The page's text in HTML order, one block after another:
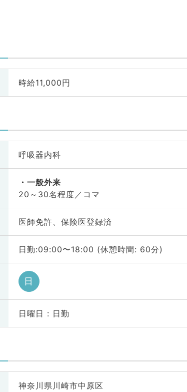
時給11,000円
呼吸器内科
一般外来
20～30名程度／コマ
医師免許、保険医登録済
日勤:09:00〜18:00 (休憩時間: 60分)
日
日曜日 : 日勤
神奈川県川崎市中原区